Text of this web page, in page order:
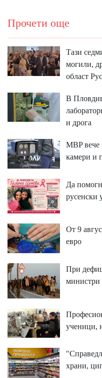
Прочети още
Тази
могили,
област
В
и дрога
MBP вeчe
ĸaмepи и
Да
русенски
От 9
евро
При
министри
ученици,
храни,